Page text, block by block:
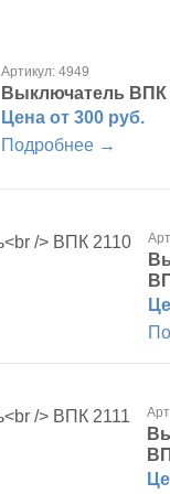
Артикул: 4949
Выключатель ВПК
Цена от 300 руб.
Подробнее →